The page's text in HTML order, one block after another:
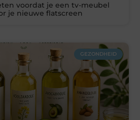
voordat je een tv-meubel
je nieuwe flatscreen
GEZONDHEID